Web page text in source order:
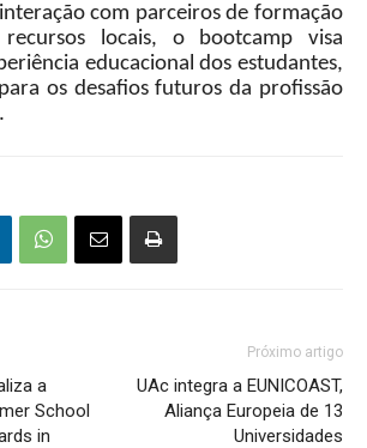
com parceiros de formação
locais, o bootcamp visa
educacional dos estudantes,
os desafios futuros da profissão
a
School
in
Próximo artigo
UAc integra a EUNICOAST,
Aliança Europeia de 13
Universidades